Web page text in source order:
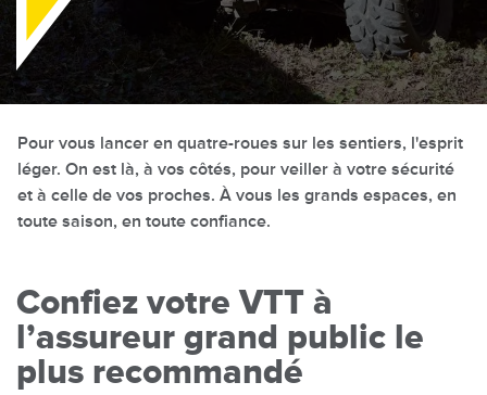
Pour vous lancer en quatre-roues sur les sentiers, l'esprit
léger. On est là, à vos côtés, pour veiller à votre sécurité
et à celle de vos proches. À vous les grands espaces, en
toute saison, en toute confiance.
Confiez votre VTT à
l’assureur grand public le
plus recommandé